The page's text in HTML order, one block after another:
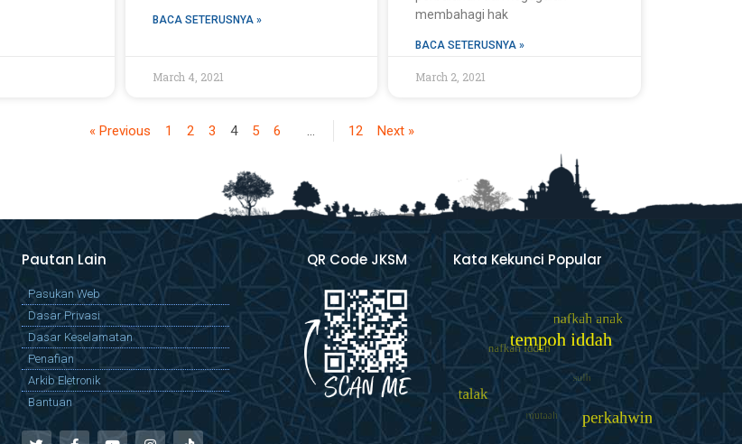
BACA SETERUSNYA »
March 4, 2021
membahagi hak
BACA SETERUSNYA »
March 2, 2021
« Previous 1 2 3 4 5 6 … 12 Next »
Pautan Lain
Pasukan Web
Dasar Privasi
Dasar Keselamatan
Penafian
Arkib Eletronik
Bantuan
QR Code JKSM Kata Kekunci Popular